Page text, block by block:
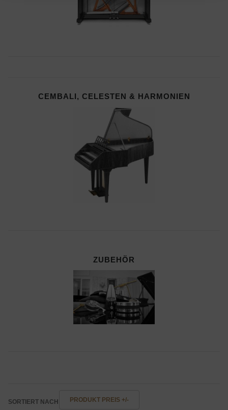
CEMBALI, CELESTEN & HARMONIEN
ZUBEHÖR
SORTIERT NACH PRODUKT PREIS +/-